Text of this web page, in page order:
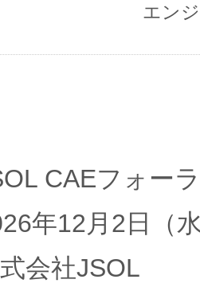
エン
CAEフォー
年12月2日（
会社JSOL